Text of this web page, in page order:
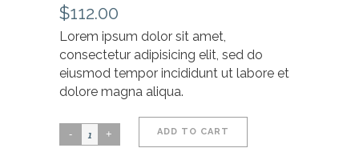
$112.00
Lorem ipsum dolor sit amet,
consectetur adipisicing elit, sed do
eiusmod tempor incididunt ut labore et
dolore magna aliqua.
White
ADD TO CART